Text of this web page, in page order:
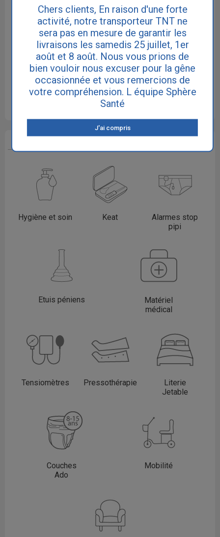
Culottes plastiques
Culottes PVC
Culottes en coton
étanches
Chemises de
nuit
Vêtements
divers
Maillots de bain
incontinence
DIVERS
Hygiène et soin Keat
Alarmes stop
pipi
Etuis péniens
Matériel
médical
Tensiomètres Pressothérapie
Literie
Jetable
Couches
Ado
Mobilité
Chers clients, En raison d'une forte
activité, notre transporteur TNT ne
sera pas en mesure de garantir les
livraisons les samedis 25 juillet, 1er
août et 8 août. Nous vous prions de
bien vouloir nous excuser pour la gêne
occasionnée et vous remercions de
votre compréhension. L équipe Sphère
Santé
J'ai compris